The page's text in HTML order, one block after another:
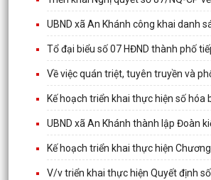
UBND xã An Khánh công khai danh
Tổ đại biểu số 07 HĐND thành phố
Về việc quán triệt, tuyên truyền và
Kế hoạch triển khai thực hiện số
UBND xã An Khánh thành lập Đoàn
Kế hoạch triển khai thực hiện
V/v triển khai thực hiện Quyết định